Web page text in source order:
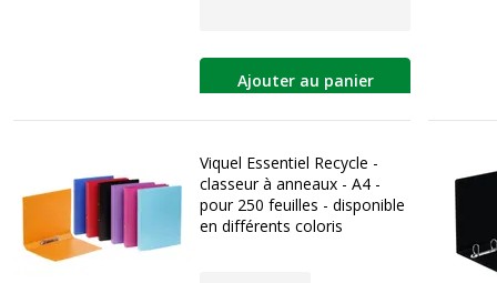
Ajouter au panier
Viquel Essentiel Recycle -
classeur à anneaux - A4 -
pour 250 feuilles - disponible
en différents coloris